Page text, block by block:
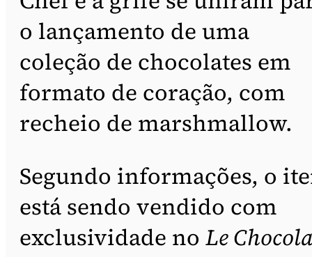
o lançamento de uma
coleção de chocolates em
formato de coração, com
recheio de marshmallow.
Segundo informações, o
está sendo vendido com
exclusividade no Le